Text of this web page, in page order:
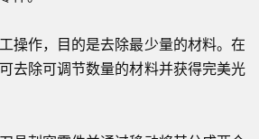
操作，目的是去除最少量的材料。在
去除可调节数量的材料并获得完美光